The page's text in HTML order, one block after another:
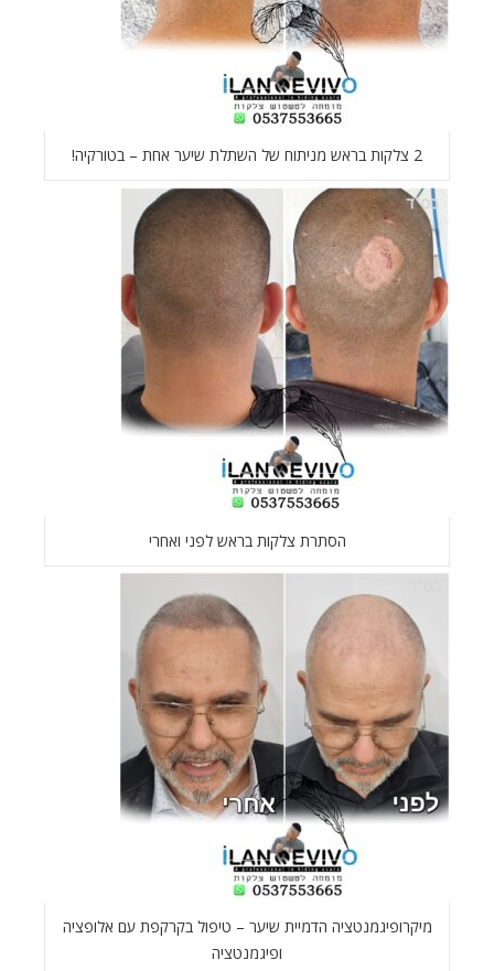
2 צלקות בראש מניתוח של השתלת שיער אחת – בטורקיה!
הסתרת צלקות בראש לפני ואחרי
מיקרופיגמנטציה הדמיית שיער – טיפול בקרקפת עם אלופציה
ופיגמנטציה